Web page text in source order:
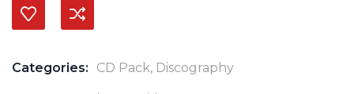
Confronta
Categories: CD Pack, Discography